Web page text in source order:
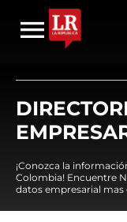
¡Conozca la
Colombia! Encuentre
datos empresarial mas